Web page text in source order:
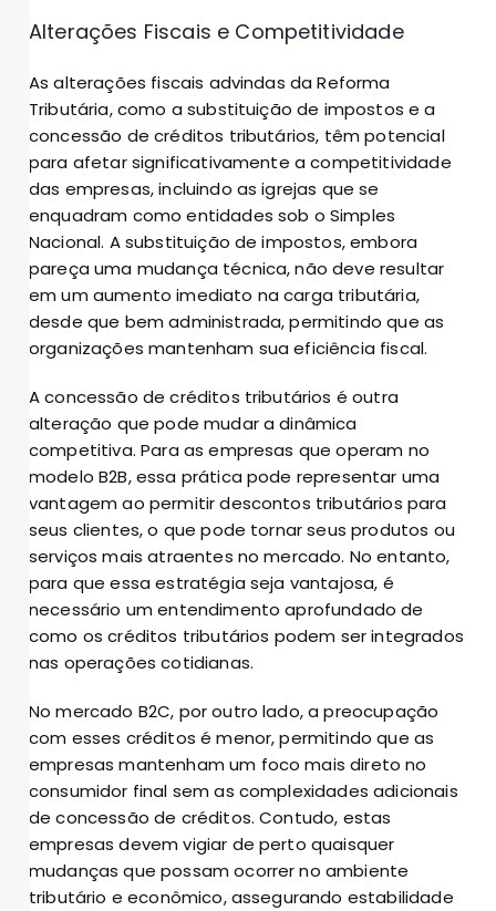
Alterações Fiscais e Competitividade
As alterações fiscais advindas da Reforma
Tributária, como a substituição de impostos e a
concessão de créditos tributários, têm potencial
para afetar significativamente a competitividade
das empresas, incluindo as igrejas que se
enquadram como entidades sob o Simples
Nacional. A substituição de impostos, embora
pareça uma mudança técnica, não deve resultar
em um aumento imediato na carga tributária,
desde que bem administrada, permitindo que as
organizações mantenham sua eficiência fiscal.
A concessão de créditos tributários é outra
alteração que pode mudar a dinâmica
competitiva. Para as empresas que operam no
modelo B2B, essa prática pode representar uma
vantagem ao permitir descontos tributários para
seus clientes, o que pode tornar seus produtos ou
serviços mais atraentes no mercado. No entanto,
para que essa estratégia seja vantajosa, é
necessário um entendimento aprofundado de
como os créditos tributários podem ser integrados
nas operações cotidianas.
No mercado B2C, por outro lado, a preocupação
com esses créditos é menor, permitindo que as
empresas mantenham um foco mais direto no
consumidor final sem as complexidades adicionais
de concessão de créditos. Contudo, estas
empresas devem vigiar de perto quaisquer
mudanças que possam ocorrer no ambiente
tributário e econômico, assegurando estabilidade